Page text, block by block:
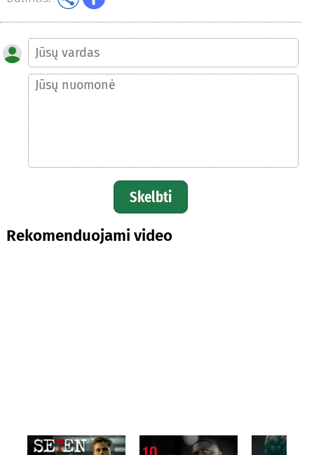
Skelbti
Rekomenduojami video